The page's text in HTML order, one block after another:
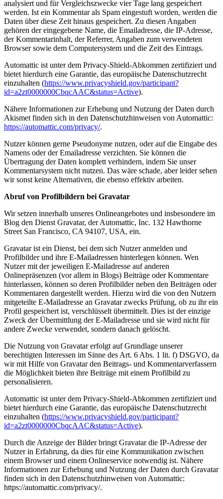
analysiert und für Vergleichszwecke vier Tage lang gespeichert
werden. Ist ein Kommentar als Spam eingestuft worden, werden die
Daten über diese Zeit hinaus gespeichert. Zu diesen Angaben
gehören der eingegebene Name, die Emailadresse, die IP-Adresse,
der Kommentarinhalt, der Referrer, Angaben zum verwendeten
Browser sowie dem Computersystem und die Zeit des Eintrags.
Automattic ist unter dem Privacy-Shield-Abkommen zertifiziert und
bietet hierdurch eine Garantie, das europäische Datenschutzrecht
einzuhalten (https://www.privacyshield.gov/participant?
id=a2zt0000000CbqcAAC&status=Active).
Nähere Informationen zur Erhebung und Nutzung der Daten durch
Akismet finden sich in den Datenschutzhinweisen von Automattic:
https://automattic.com/privacy/.
Nutzer können gerne Pseudonyme nutzen, oder auf die Eingabe des
Namens oder der Emailadresse verzichten. Sie können die
Übertragung der Daten komplett verhindern, indem Sie unser
Kommentarsystem nicht nutzen. Das wäre schade, aber leider sehen
wir sonst keine Alternativen, die ebenso effektiv arbeiten.
Abruf von Profilbildern bei Gravatar
Wir setzen innerhalb unseres Onlineangebotes und insbesondere im
Blog den Dienst Gravatar, der Automattic, Inc. 132 Hawthorne
Street San Francisco, CA 94107, USA, ein.
Gravatar ist ein Dienst, bei dem sich Nutzer anmelden und
Profilbilder und ihre E-Mailadressen hinterlegen können. Wen
Nutzer mit der jeweiligen E-Mailadresse auf anderen
Onlinepräsenzen (vor allem in Blogs) Beiträge oder Kommentare
hinterlassen, können so deren Profilbilder neben den Beiträgen oder
Kommentaren dargestellt werden. Hierzu wird die von den Nutzern
mitgeteilte E-Mailadresse an Gravatar zwecks Prüfung, ob zu ihr ein
Profil gespeichert ist, verschlüsselt übermittelt. Dies ist der einzige
Zweck der Übermittlung der E-Mailadresse und sie wird nicht für
andere Zwecke verwendet, sondern danach gelöscht.
Die Nutzung von Gravatar erfolgt auf Grundlage unserer
berechtigten Interessen im Sinne des Art. 6 Abs. 1 lit. f) DSGVO, da
wir mit Hilfe von Gravatar den Beitrags- und Kommentarverfassern
die Möglichkeit bieten ihre Beiträge mit einem Profilbild zu
personalisieren.
Automattic ist unter dem Privacy-Shield-Abkommen zertifiziert und
bietet hierdurch eine Garantie, das europäische Datenschutzrecht
einzuhalten (https://www.privacyshield.gov/participant?
id=a2zt0000000CbqcAAC&status=Active).
Durch die Anzeige der Bilder bringt Gravatar die IP-Adresse der
Nutzer in Erfahrung, da dies für eine Kommunikation zwischen
einem Browser und einem Onlineservice notwendig ist. Nähere
Informationen zur Erhebung und Nutzung der Daten durch Gravatar
finden sich in den Datenschutzhinweisen von Automattic:
https://automattic.com/privacy/.